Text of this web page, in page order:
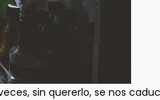
sin quererlo, se nos